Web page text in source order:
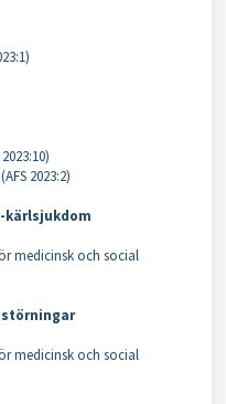
2023:2)
medicinsk och social
medicinsk och social